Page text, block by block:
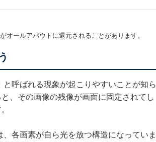
ールアバウトに還元されることがあります。
呼ばれる現象が起こりやすいことが知ら
、その画像の残像が画面に固定されてし
各画素が自ら光を放つ構造になっていま